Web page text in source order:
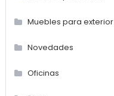
Muebles para exterior
Novedades
Oficinas